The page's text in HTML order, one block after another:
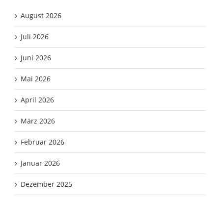
August 2026
Juli 2026
Juni 2026
Mai 2026
April 2026
März 2026
Februar 2026
Januar 2026
Dezember 2025